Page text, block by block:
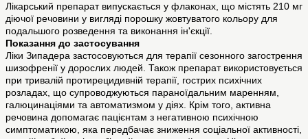
Лікарський препарат випускається у флаконах, що містять 210 мг
діючої речовини у вигляді порошку жовтуватого кольору для
подальшого розведення та виконання ін'єкції.
Показання до застосування
Ліки Зипадера застосовуються для терапії сезонного загострення
шизофренії у дорослих людей. Також препарат використовується
при тривалій протирецидивній терапії, гострих психічних
розладах, що супроводжуються параноїдальним маренням,
галюцинаціями та автоматизмом у діях. Крім того, активна
речовина допомагає пацієнтам з негативною психічною
симптоматикою, яка передбачає зниження соціальної активності,